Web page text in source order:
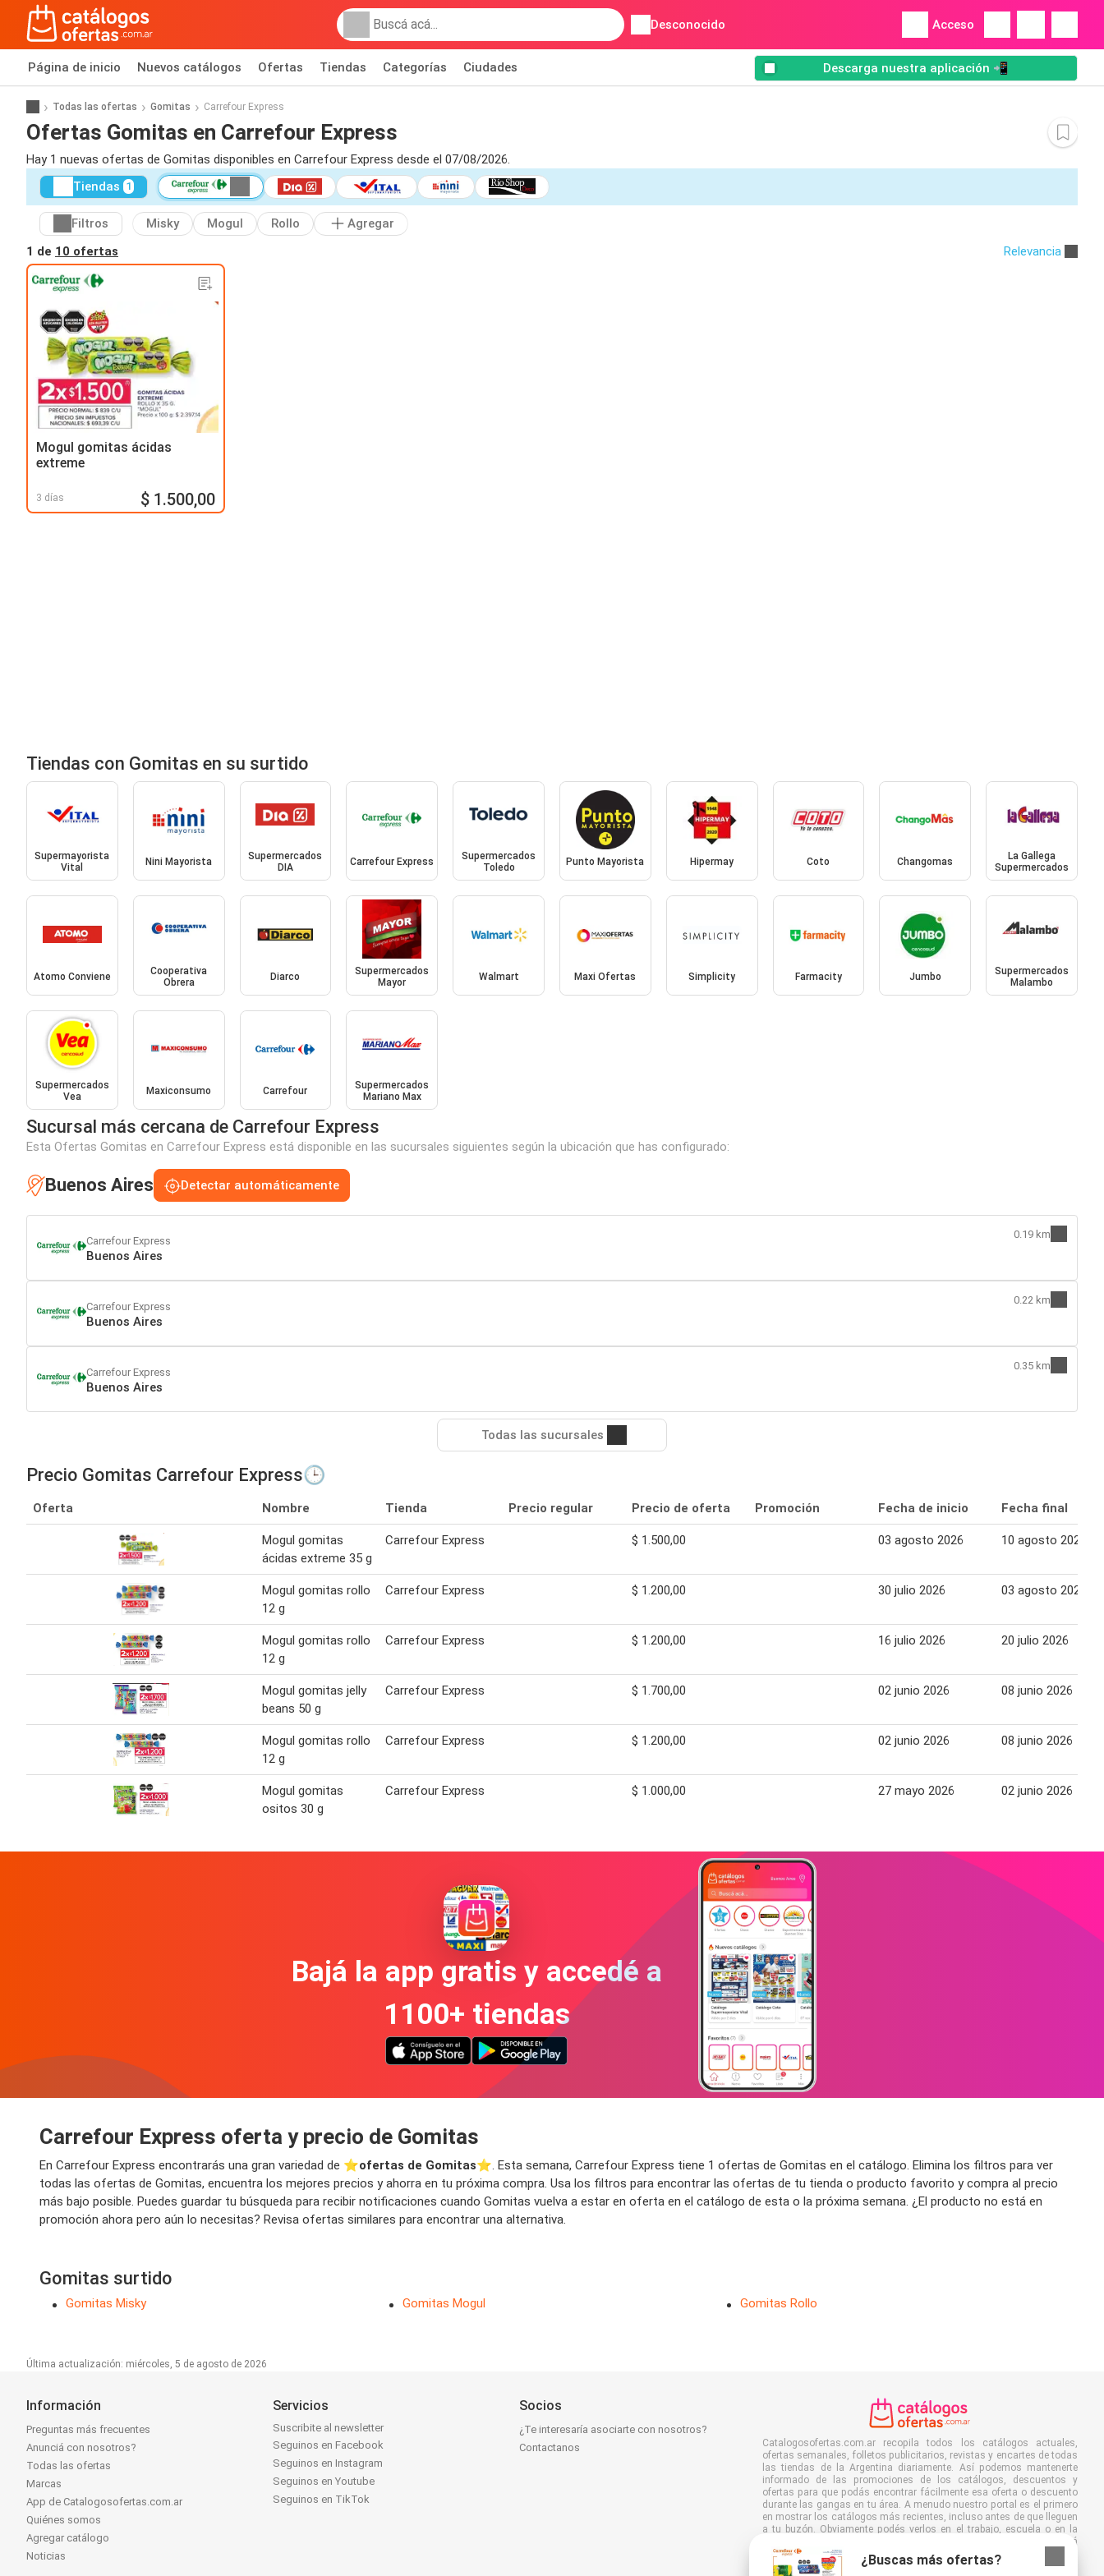
Desconocido Acceso
Página de inicio Nuevos catálogos Ofertas Tiendas Categorías Ciudades Descarga nuestra aplicación 📲
Todas las ofertas Gomitas Carrefour Express
Ofertas Gomitas en Carrefour Express
Hay 1 nuevas ofertas de Gomitas disponibles en Carrefour Express desde el 07/08/2026.
Tiendas 1
Filtros Misky Mogul Rollo
Agregar
1 de 10 ofertas Relevancia
Mogul gomitas ácidas
extreme
3 días $ 1.500,00
Tiendas con Gomitas en su surtido
Supermayorista
Vital
Nini Mayorista
Supermercados
DIA
Carrefour Express
Supermercados
Toledo
Punto Mayorista Hipermay Coto Changomas
La Gallega
Supermercados
Atomo Conviene
Cooperativa
Obrera
Diarco
Supermercados
Mayor
Walmart Maxi Ofertas Simplicity Farmacity Jumbo
Supermercados
Malambo
Supermercados
Vea
Maxiconsumo Carrefour
Supermercados
Mariano Max
Sucursal más cercana de Carrefour Express
Esta Ofertas Gomitas en Carrefour Express está disponible en las sucursales siguientes según la ubicación que has configurado:
Buenos Aires Detectar automáticamente
Carrefour Express
Buenos Aires
0.19 km
Carrefour Express
Buenos Aires
0.22 km
Carrefour Express
Buenos Aires
0.35 km
Todas las sucursales
Precio Gomitas Carrefour Express🕒
Oferta Nombre Tienda Precio regular Precio de oferta Promoción Fecha de inicio Fecha final
Mogul gomitas
ácidas extreme 35 g
Carrefour Express $ 1.500,00 03 agosto 2026 10 agosto 2026
Mogul gomitas rollo
12 g
Carrefour Express $ 1.200,00 30 julio 2026 03 agosto 2026
Mogul gomitas rollo
12 g
Carrefour Express $ 1.200,00 16 julio 2026 20 julio 2026
Mogul gomitas jelly
beans 50 g
Carrefour Express $ 1.700,00 02 junio 2026 08 junio 2026
Mogul gomitas rollo
12 g
Carrefour Express $ 1.200,00 02 junio 2026 08 junio 2026
Mogul gomitas
ositos 30 g
Carrefour Express $ 1.000,00 27 mayo 2026 02 junio 2026
Bajá la app gratis y accedé a
1100+ tiendas
Carrefour Express oferta y precio de Gomitas
En Carrefour Express encontrarás una gran variedad de ⭐️ofertas de Gomitas⭐️. Esta semana, Carrefour Express tiene 1 ofertas de Gomitas en el catálogo. Elimina los filtros para ver
todas las ofertas de Gomitas, encuentra los mejores precios y ahorra en tu próxima compra. Usa los filtros para encontrar las ofertas de tu tienda o producto favorito y compra al precio
más bajo posible. Puedes guardar tu búsqueda para recibir notificaciones cuando Gomitas vuelva a estar en oferta en el catálogo de esta o la próxima semana. ¿El producto no está en
promoción ahora pero aún lo necesitas? Revisa ofertas similares para encontrar una alternativa.
Gomitas surtido
Gomitas Misky Gomitas Mogul Gomitas Rollo
Última actualización: miércoles, 5 de agosto de 2026
¿Buscas más ofertas?
Información
Preguntas más frecuentes
Anunciá con nosotros?
Todas las ofertas
Marcas
App de Catalogosofertas.com.ar
Quiénes somos
Agregar catálogo
Noticias
Servicios
Suscribite al newsletter
Seguinos en Facebook
Seguinos en Instagram
Seguinos en Youtube
Seguinos en TikTok
Socios
¿Te interesaría asociarte con nosotros?
Contactanos
Catalogosofertas.com.ar recopila todos los catálogos actuales,
ofertas semanales, folletos publicitarios, revistas y encartes de todas
las tiendas de la Argentina diariamente. Así podemos mantenerte
informado de las promociones de los catálogos, descuentos y
ofertas para que podás encontrar fácilmente esa oferta o descuento
durante las gangas en tu área. A menudo nuestro portal es el primero
en mostrar los catálogos más recientes, incluso antes de que lleguen
a tu buzón. Obviamente podés verlos en el trabajo, escuela o en la
tienda. Agregá Catalogosofertas.com.ar a tus favoritos y ahorrá
muchísimo tiempo y dinero. Además, al leer folletos digitales
contribuís a reducir el desperdicio de papel, lo cual es bueno para el